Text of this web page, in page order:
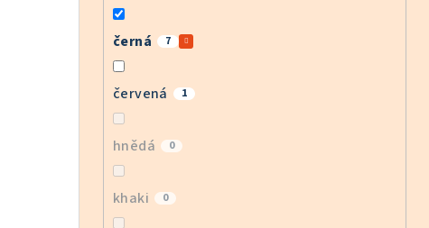
černá 7
červená 1
hnědá 0
khaki 0